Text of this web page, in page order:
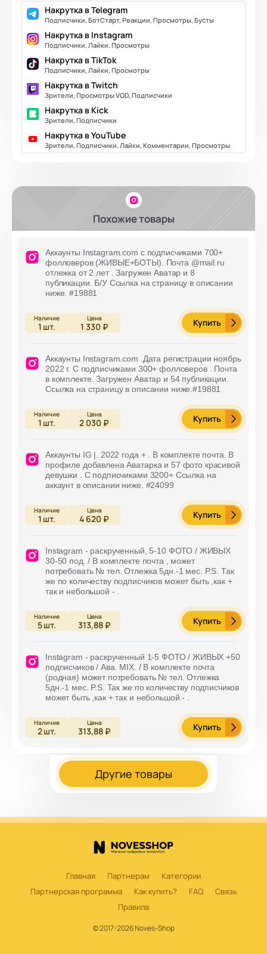
Накрутка в Telegram
Подписчики, БотСтарт, Реакции, Просмотры, Бусты
Накрутка в Instagram
Подписчики, Лайки, Просмотры
Накрутка в TikTok
Подписчики, Лайки, Просмотры
Накрутка в Twitch
Зрители, Просмотры VOD, Подписчики
Накрутка в Kick
Зрители, Подписчики
Накрутка в YouTube
Зрители, Подписчики, Лайки, Комментарии, Просмотры
Похожие товары
Аккаунты Instagram.com с подписчиками 700+
фолловеров (ЖИВЫЕ+БОТЫ). Почта @mail.ru
отлежка от 2 лет . Загружен Аватар и 8
публикации. Б/У Ссылка на страницу в описании
ниже. #19881
1 шт. 1 330 ₽ Купить
Аккаунты Instagram.com .Дата регистрации ноябрь
2022 г. С подписчиками 300+ фолловеров . Почта
в комплекте. Загружен Аватар и 54 публикации.
Ссылка на страницу в описании ниже.#19881
1 шт. 2 030 ₽ Купить
Аккаунты IG |. 2022 года + . В комплекте почта. В
профиле добавлена Аватарка и 57 фото красивой
девушки . С подписчиками 3200+ Ссылка на
аккаунт в описании ниже. #24099
1 шт. 4 620 ₽ Купить
Instagram - раскрученный, 5-10 ФОТО / ЖИВЫХ
30-50 под. / В комплекте почта , может
потребовать № тел. Отлежка 5дн.-1 мес. P.S. Так
же по количеству подписчиков может быть ,как +
так и небольшой - .
5шт. 313,88 ₽ Купить
Instagram - раскрученный 1-5 ФОТО / ЖИВЫХ +50
подписчиков / Ава. MIX. / В комплекте почта
(родная) может потребовать № тел. Отлежка
5дн.-1 мес. P.S. Так же по количеству подписчиков
может быть ,как + так и небольшой - .
2шт. 313,88 ₽ Купить
Другие товары
Главная Партнерам
Категории
Партнерская программа
Как купить? FAQ
Связь
Правила
© 2017-2026 Noves-Shop